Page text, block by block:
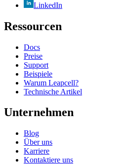
LinkedIn
Ressourcen
Docs
Preise
Support
Beispiele
Warum Leapcell?
Technische Artikel
Unternehmen
Blog
Über uns
Karriere
Kontaktiere uns